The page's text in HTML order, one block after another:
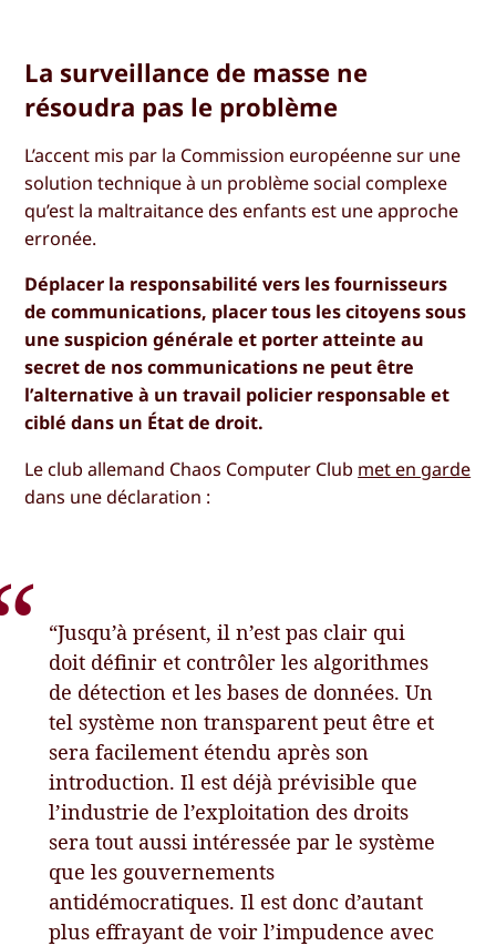
La surveillance de masse ne
résoudra pas le problème
L’accent mis par la Commission européenne sur une
solution technique à un problème social complexe
qu’est la maltraitance des enfants est une approche
erronée.
Déplacer la responsabilité vers les fournisseurs
de communications, placer tous les citoyens sous
une suspicion générale et porter atteinte au
secret de nos communications ne peut être
l’alternative à un travail policier responsable et
ciblé dans un État de droit.
Le club allemand Chaos Computer Club met en garde
dans une déclaration :
“Jusqu’à présent, il n’est pas clair qui
doit définir et contrôler les algorithmes
de détection et les bases de données. Un
tel système non transparent peut être et
sera facilement étendu après son
introduction. Il est déjà prévisible que
l’industrie de l’exploitation des droits
sera tout aussi intéressée par le système
que les gouvernements
antidémocratiques. Il est donc d’autant
plus effrayant de voir l’impudence avec